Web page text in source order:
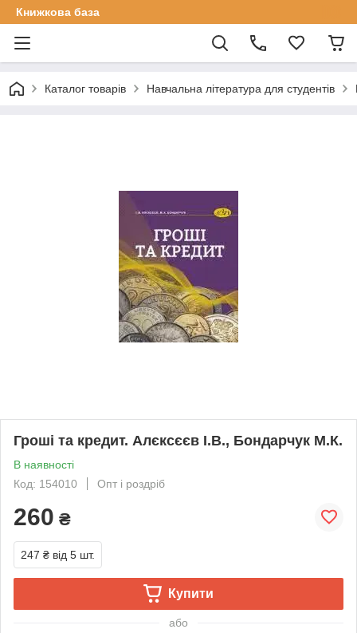
Книжкова база
Каталог товарів Навчальна література для студентів
Гроші та кредит. Алєксєєв І.В., Бондарчук М.К.
В наявності
Код: 154010
Опт і роздріб
260 ₴
247 ₴ від 5 шт.
Купити
або